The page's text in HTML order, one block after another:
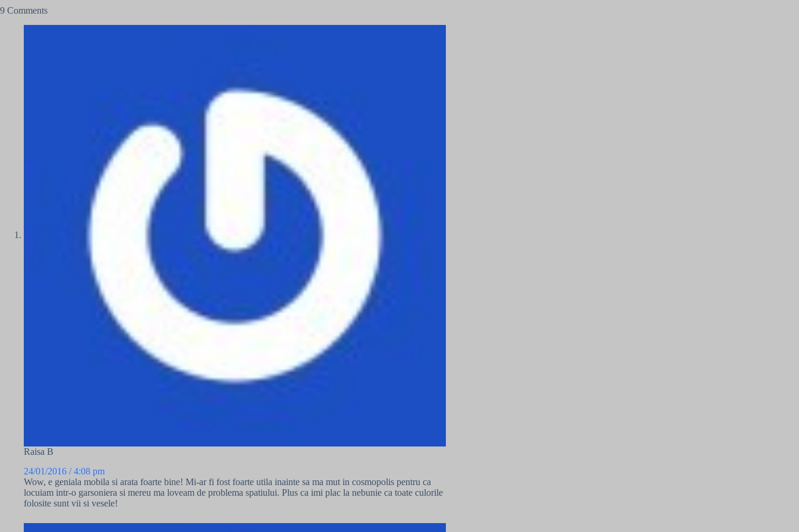
9 Comments
Raisa B
24/01/2016 / 4:08 pm
Wow, e geniala mobila si arata foarte bine! Mi-ar fi fost foarte utila inainte sa ma mut in cosmopolis pentru ca
locuiam intr-o garsoniera si mereu ma loveam de problema spatiului. Plus ca imi plac la nebunie ca toate culorile
folosite sunt vii si vesele!